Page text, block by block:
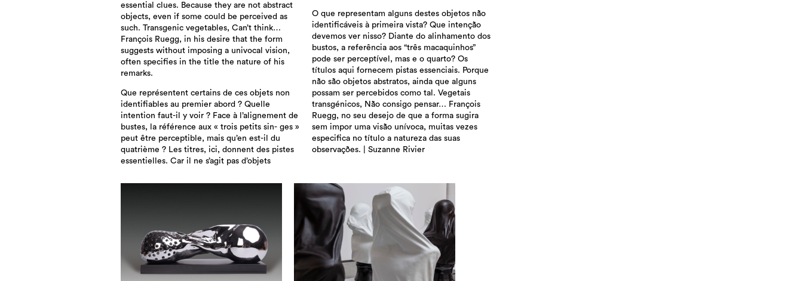
essential clues. Because they are not abstract
objects, even if some could be perceived as
such. Transgenic vegetables, Can’t think…
François Ruegg, in his desire that the form
suggests without imposing a univocal vision,
often specifies in the title the nature of his
remarks.
Que représentent certains de ces objets non
identifiables au premier abord ? Quelle
intention faut-il y voir ? Face à l’alignement de
bustes, la référence aux « trois petits sin- ges »
peut être perceptible, mais qu’en est-il du
quatrième ? Les titres, ici, donnent des pistes
essentielles. Car il ne s’agit pas d’objets
O que representam alguns destes objetos não
identificáveis ​​à primeira vista? Que intenção
devemos ver nisso? Diante do alinhamento dos
bustos, a referência aos “três macaquinhos”
pode ser perceptível, mas e o quarto? Os
títulos aqui fornecem pistas essenciais. Porque
não são objetos abstratos, ainda que alguns
possam ser percebidos como tal. Vegetais
transgénicos, Não consigo pensar… François
Ruegg, no seu desejo de que a forma sugira
sem impor uma visão unívoca, muitas vezes
especifica no título a natureza das suas
observações. | Suzanne Rivier